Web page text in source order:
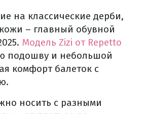
на классические дерби,
– главный обувной
Модель Zizi от Repetto
подошву и небольшой
комфорт балеток с
носить с разными